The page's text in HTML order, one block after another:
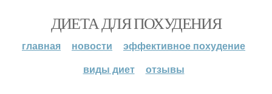
ДИЕТА ДЛЯ ПОХУДЕНИЯ
главная новости
эффективное похудение
виды диет
отзывы